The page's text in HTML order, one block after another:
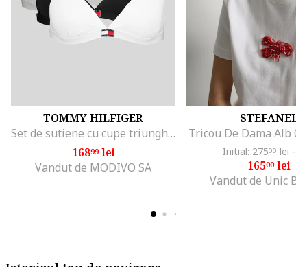
TOMMY HILFIGER
Set de sutiene cu cupe triunghiulare si detaliu logo - 3 perechi, Alb/Negru/Gri melange
16899lei
Vandut de MODIVO SA
STEFANEL
Tricou De Dama Alb
Initial: 27500 lei -
16500lei
Vandut de Unic